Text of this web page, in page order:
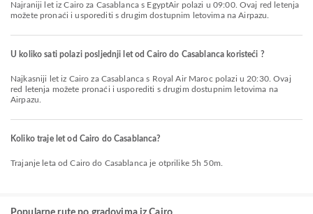
Najraniji let iz Cairo za Casablanca s EgyptAir polazi u 09:00. Ovaj red letenja
možete pronaći i usporediti s drugim dostupnim letovima na Airpazu.
U koliko sati polazi posljednji let od Cairo do Casablanca koristeći ?
Najkasniji let iz Cairo za Casablanca s Royal Air Maroc polazi u 20:30. Ovaj
red letenja možete pronaći i usporediti s drugim dostupnim letovima na
Airpazu.
Koliko traje let od Cairo do Casablanca?
Trajanje leta od Cairo do Casablanca je otprilike 5h 50m.